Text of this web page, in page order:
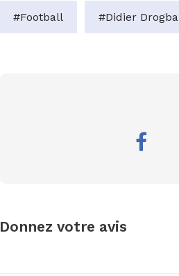
#Football #Didier Drogba
Donnez votre avis